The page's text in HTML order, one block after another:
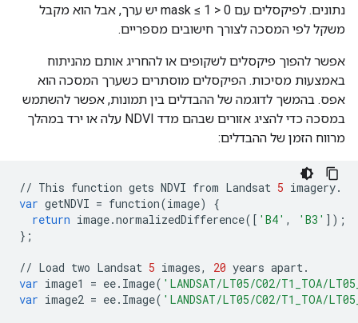
נתונים. לפיקסלים עם 0 < mask ≤ 1 יש ערך, אבל הוא מקבל
משקל לפי המסכה לצורך חישובים מספריים.
אפשר להפוך פיקסלים לשקופים או להחריג אותם מהניתוח
באמצעות מסיכות. הפיקסלים מוסתרים כשערך המסכה הוא
אפס. בהמשך לדוגמה של ההבדלים בין תמונות, אפשר להשתמש
במסכה כדי להציג אזורים שבהם מדד NDVI עלה או ירד במהלך
מרווח הזמן של ההבדלים:
// This function gets NDVI from Landsat 5 imagery.
var getNDVI = function(image)
{
return image.normalizedDifference([ 'B4' , 'B3' ]);
};
// Load two Landsat 5 images, 20 years apart.
var image1 = ee. Image( 'LANDSAT/LT05/C02/T1_TOA/
var image2 = ee. Image( 'LANDSAT/LT05/C02/T1_TOA/